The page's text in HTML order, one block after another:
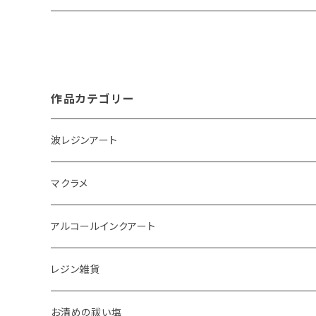
作品カテゴリー
波レジンアート
コースター
アクセサリートレイ
ペーパーウェイト
体験教室
マクラメ
ピアス
キーホルダー
タペストリー
アルコールインクアート
アクセサリートレイ
スマホケース
レジン雑貨
ピアス
お清めの祓い塩